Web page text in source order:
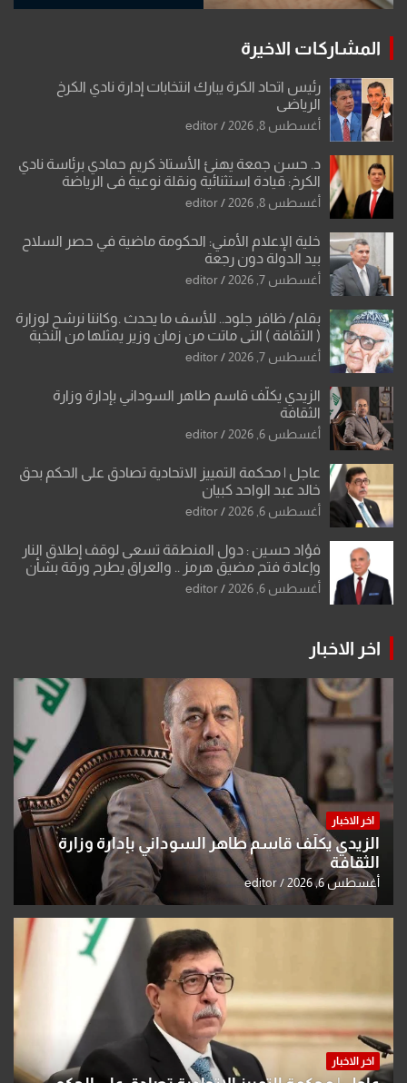
المشاركات الاخيرة
رئيس اتحاد الكرة يبارك انتخابات إدارة نادي الكرخ
الرياضي
أغسطس 8, 2026 editor
د. حسن جمعة يهنئ الأستاذ كريم حمادي برئاسة نادي
الكرخ: قيادة استثنائية ونقلة نوعية في الرياضة
العراقية
أغسطس 8, 2026 editor
خلية الإعلام الأمني: الحكومة ماضية في حصر السلاح
بيد الدولة دون رجعة
أغسطس 7, 2026 editor
بقلم/ ظافر جلود.. للأسف ما يحدث .وكاننا نرشح لوزارة
( الثقافة ) التي ماتت من زمان وزير يمثلها من النخبة
والإرث العظيم للثقافة العراقية..
أغسطس 7, 2026 editor
الزيدي يكلّف قاسم طاهر السوداني بإدارة وزارة
الثقافة
أغسطس 6, 2026 editor
عاجل | محكمة التمييز الاتحادية تصادق على الحكم بحق
خالد عبد الواحد كبيان
أغسطس 6, 2026 editor
فؤاد حسين : دول المنطقة تسعى لوقف إطلاق النار
وإعادة فتح مضيق هرمز .. والعراق يطرح ورقة بشأن
تحولات القدس
أغسطس 6, 2026 editor
اخر الاخبار
اخر الاخبار
الزيدي يكلّف قاسم طاهر السوداني بإدارة وزارة
الثقافة
أغسطس 6, 2026 editor
اخر الاخبار